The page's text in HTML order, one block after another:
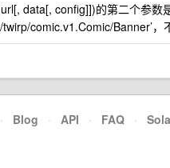
data[, config]])的第二个参数
comic.v1.Comic/Banner’，
· Blog · API · FAQ ·